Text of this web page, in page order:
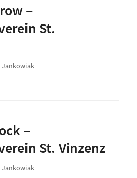
–
St.
Jankowiak
–
St. Vinzenz
Jankowiak